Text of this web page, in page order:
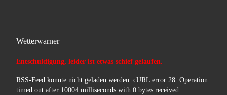
Wetterwarner
Entschuldigung, leider ist etwas schief gelaufen.
RSS-Feed konnte nicht geladen werden: cURL error 28: Operation
timed out after 10004 milliseconds with 0 bytes received